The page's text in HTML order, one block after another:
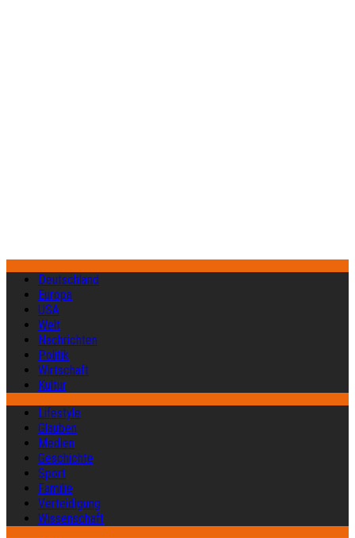
Deutschland
Europa
USA
Welt
Nachrichten
Politik
Wirtschaft
Kultur
Lifestyle
Glauben
Medien
Geschichte
Sport
Familie
Verteidigung
Wissenschaft